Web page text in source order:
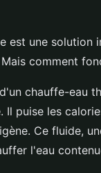
est une
comment
d'un chauffe-eau
Il puise les
Ce fluide,
l'eau